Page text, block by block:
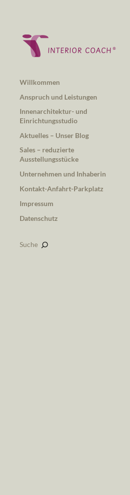
Willkommen
Anspruch und Leistungen
Innenarchitektur- und
Einrichtungsstudio
Aktuelles – Unser Blog
Sales – reduzierte
Ausstellungsstücke
Unternehmen und Inhaberin
Kontakt-Anfahrt-Parkplatz
Impressum
Datenschutz
Suche